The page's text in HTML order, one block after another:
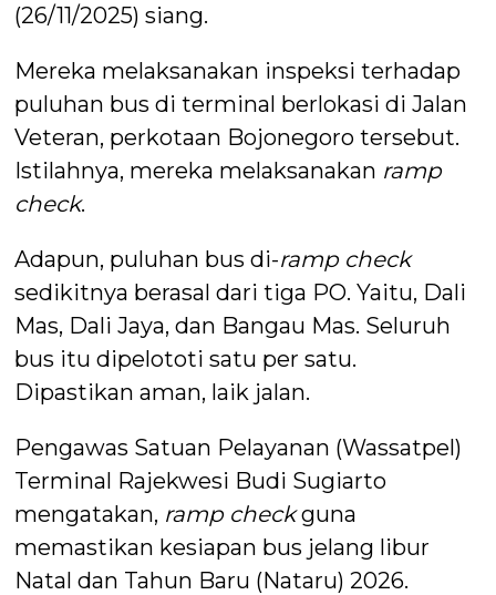
(26/11/2025) siang.
Mereka melaksanakan inspeksi terhadap
puluhan bus di terminal berlokasi di Jalan
Veteran, perkotaan Bojonegoro tersebut.
Istilahnya, mereka melaksanakan ramp
check.
Adapun, puluhan bus di-ramp check
sedikitnya berasal dari tiga PO. Yaitu, Dali
Mas, Dali Jaya, dan Bangau Mas. Seluruh
bus itu dipelototi satu per satu.
Dipastikan aman, laik jalan.
Pengawas Satuan Pelayanan (Wassatpel)
Terminal Rajekwesi Budi Sugiarto
mengatakan, ramp checkguna
memastikan kesiapan bus jelang libur
Natal dan Tahun Baru (Nataru) 2026.